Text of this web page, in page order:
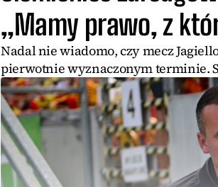
„Mamy prawo, z
Nadal nie wiadomo, czy mecz
pierwotnie wyznaczonym terminie.